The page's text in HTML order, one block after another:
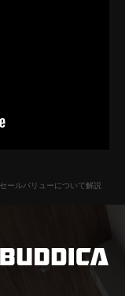
ールバリューについて解説